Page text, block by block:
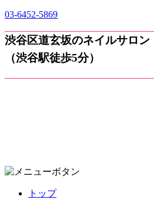
03-6452-5869
渋谷区道玄坂のネイルサロン
（渋谷駅徒歩5分）
トップ